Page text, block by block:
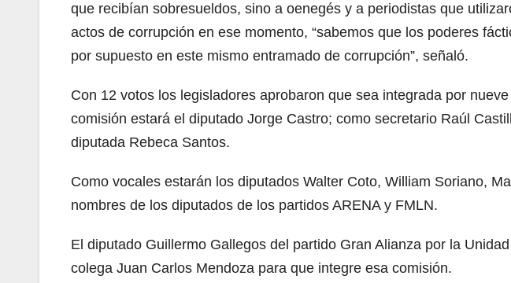
que recibían sobresueldos, sino a oenegés y a periodistas que
actos de corrupción en ese momento, “sabemos que los poderes
por supuesto en este mismo entramado de corrupción”, señaló.
Con 12 votos los legisladores aprobaron que sea integrada por
comisión estará el diputado Jorge Castro; como secretario Raúl
diputada Rebeca Santos.
Como vocales estarán los diputados Walter Coto, William Soriano,
nombres de los diputados de los partidos ARENA y FMLN.
El diputado Guillermo Gallegos del partido Gran Alianza por la
colega Juan Carlos Mendoza para que integre esa comisión.